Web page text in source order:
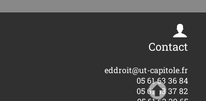
Contact
eddroit@ut-capitole.fr
05 61 63 36 84
05 61 63 37 82